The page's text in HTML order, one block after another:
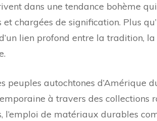
dans une tendance bohème
chargées de signification. Plus
lien profond entre la tradition,
peuples autochtones d’Amérique
à travers des collections
de matériaux durables